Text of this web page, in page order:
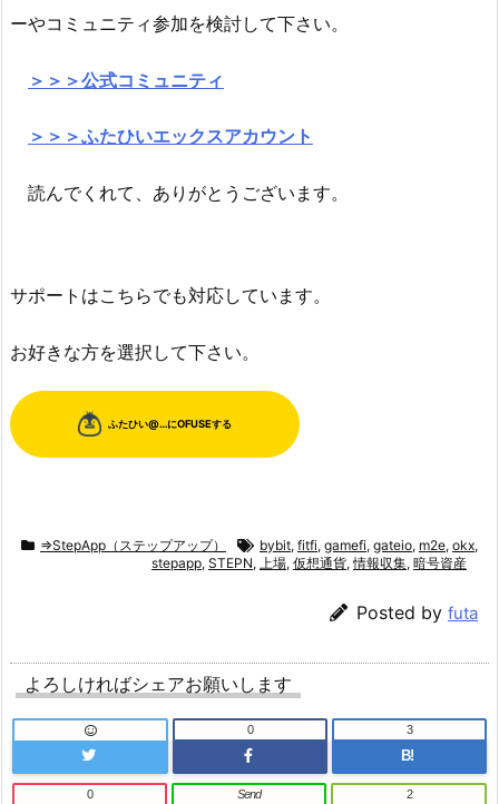
ーやコミュニティ参加を検討して下さい。
＞＞＞公式コミュニティ
＞＞＞ふたひいエックスアカウント
読んでくれて、ありがとうございます。
サポートはこちらでも対応しています。
お好きな方を選択して下さい。
⇒StepApp（ステップアップ） bybit, fitfi, gamefi, gateio, m2e, okx,
stepapp, STEPN, 上場, 仮想通貨,情報収集, 暗号資産
Posted by futa
よろしければシェアお願いします
0
B!
3
0 Send 2